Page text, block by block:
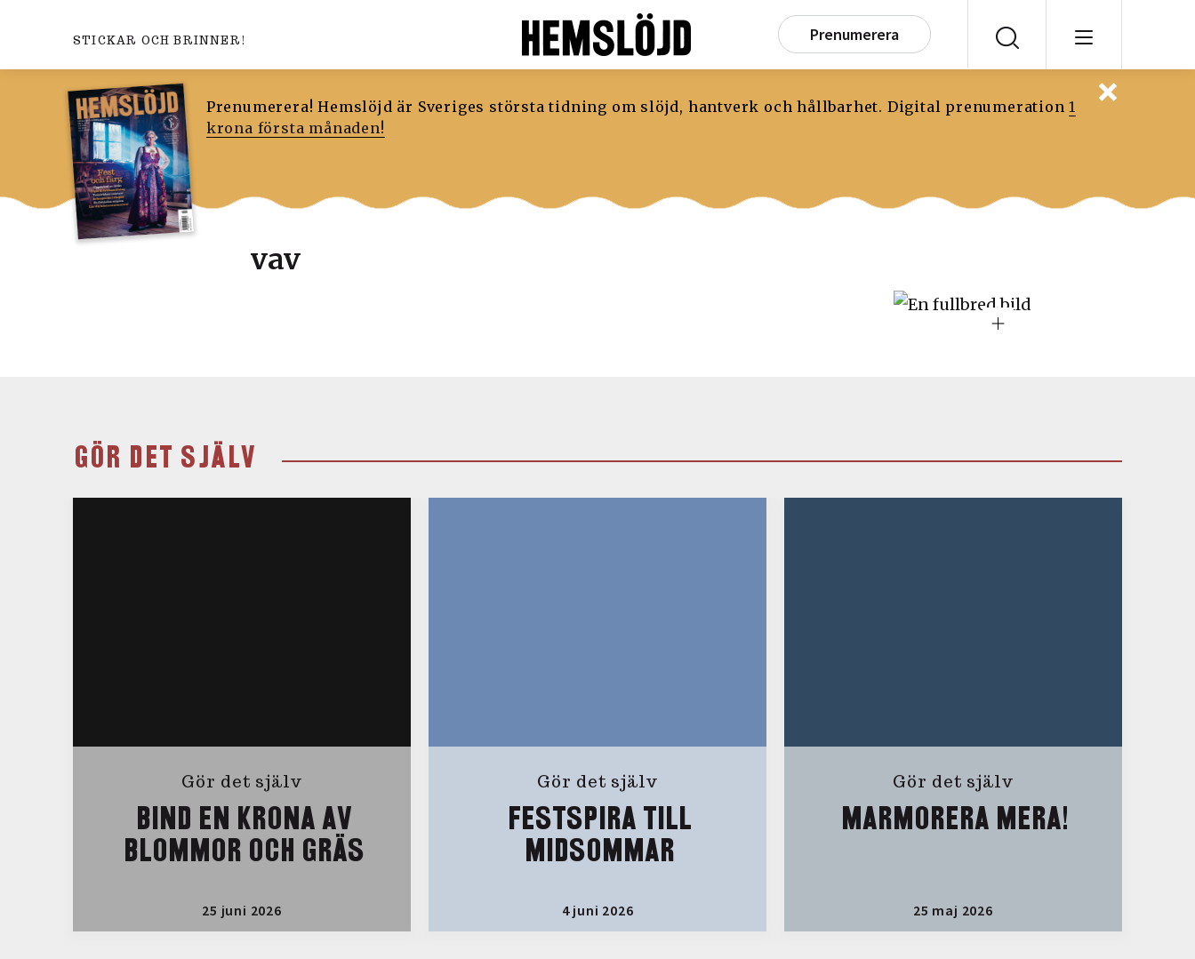
STICKAR OCH BRINNER! Prenumerera
Prenumerera! Hemslöjd är Sveriges största tidning om slöjd, hantverk och hållbarhet. Digital prenumeration1
krona första månaden!
vav
GÖR DET SJÄLV
Gör det själv
BIND EN KRONA AV
BLOMMOR OCH GRÄS
25 juni 2026
Gör det själv
FESTSPIRA TILL
MIDSOMMAR
4 juni 2026
Gör det själv
MARMORERA MERA!
25 maj 2026